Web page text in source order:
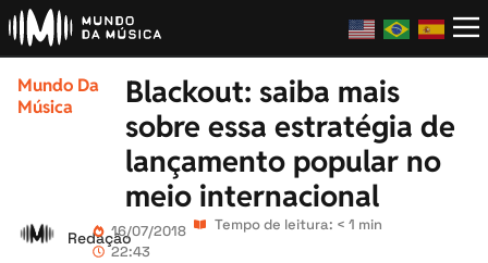
Mundo Da
Música
Blackout: saiba mais
sobre essa estratégia de
lançamento popular no
meio internacional
Redação16/07/2018
22:43
Tempo de leitura: < 1 min